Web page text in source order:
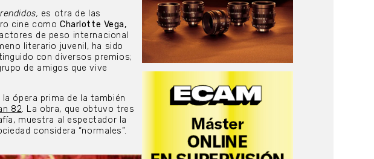
es otra de las
cine como Charlotte Vega,
de peso internacional
literario juvenil, ha sido
con diversos premios;
de amigos que vive
la ópera prima de la también
82. La obra, que obtuvo tres
muestra al espectador la
considera “normales”.